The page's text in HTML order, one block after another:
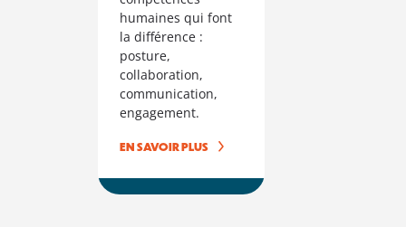
humaines qui font
la différence :
posture,
collaboration,
communication,
engagement.
EN SAVOIR PLUS